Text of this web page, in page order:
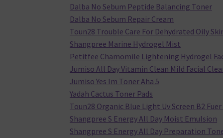
Dalba No Sebum Peptide Balancing Toner
Dalba No Sebum Repair Cream
Toun28 Trouble Care For Dehydrated Oily
Shangpree Marine Hydrogel Mist
Petitfee Chamomile Lightening Hydrogel
Jumiso All Day Vitamin Clean Mild Facial
Jumiso Yes Im Toner Aha 5
Yadah Cactus Toner Pads
Toun28 Organic Blue Light Uv Screen B2
Shangpree S Energy All Day Moist Emulsion
Shangpree S Energy All Day Preparation